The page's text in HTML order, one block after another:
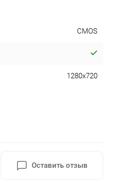
CMOS
1280x720
Оставить отзыв